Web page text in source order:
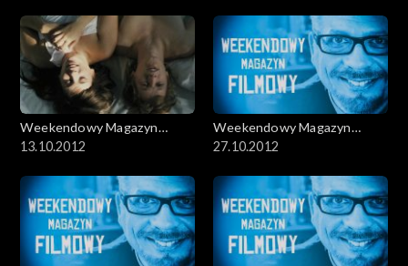
Weekendowy Magazyn
Filmowy
13.10.2012
Weekendowy Magazyn
Filmowy
27.10.2012